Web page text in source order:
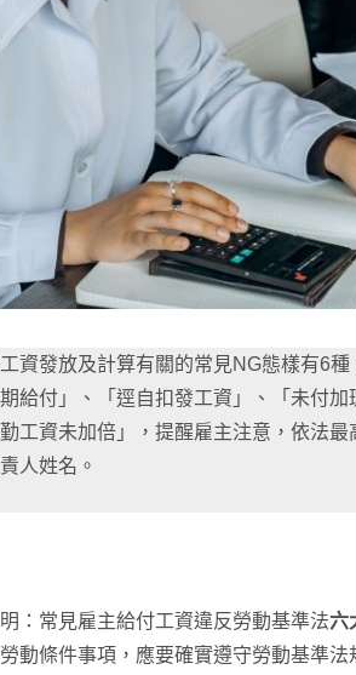
資發放及計算有關的常見NG態樣有6
給付」、「逕自扣發工資」、「未付
工資未加倍」，提醒雇主注意，依法
人姓名。
：常見雇主給付工資違反勞動基準法六
動條件事項，應要確實遵守勞動基準